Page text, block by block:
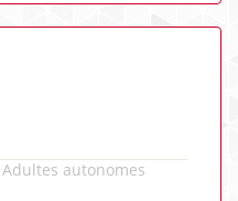
autonomes